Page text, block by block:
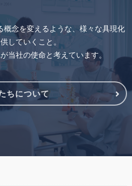
概念を変えるような、様々な具現化
していくこと。
当社の使命と考えています。
ちについて